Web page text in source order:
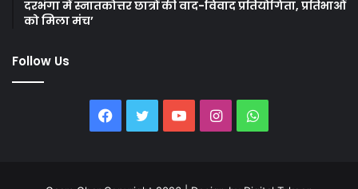
दरभंगा में स्नातकोत्तर छात्रों की वाद-विवाद प्रतियोगिता, प्रतिभाओं
को मिला मंच’
Follow Us
Facebook
TwitterYouTubeInstagramWhatsApp